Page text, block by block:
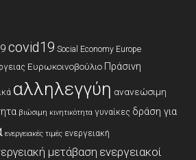
covid19 Social Economy Europe
Ευρωκοινοβούλιο Πράσινη
αλληλεγγύη ανανεώσιμη
βιώσιμη κινητικότητα γυναίκες δράση για
ενεργειακές τιμές ενεργειακή
μετάβαση ενεργειακοί